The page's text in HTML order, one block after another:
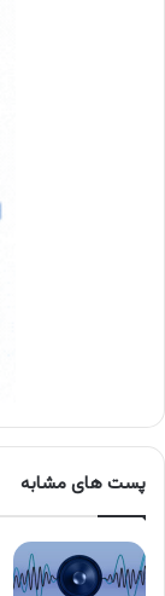
پست های مشابه